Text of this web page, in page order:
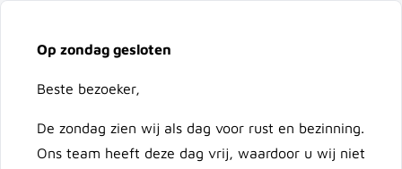
Op zondag gesloten
Beste bezoeker,
De zondag zien wij als dag voor rust en bezinning.
Ons team heeft deze dag vrij, waardoor u wij niet
Ga naar de inhoud
Doorzoek de hele winkel